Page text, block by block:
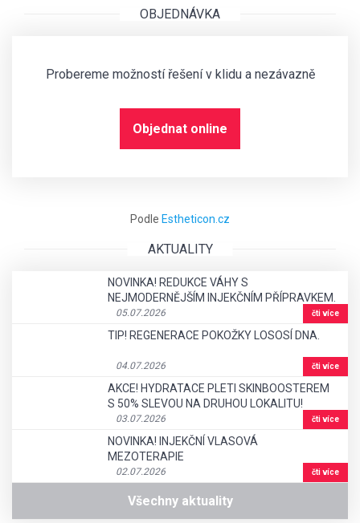
OBJEDNÁVKA
Probereme možností řešení v klidu a nezávazně
Objednat online
Podle Estheticon.cz
AKTUALITY
NOVINKA! REDUKCE VÁHY S
NEJMODERNĚJŠÍM INJEKČNÍM PŘÍPRAVKEM.
05.07.2026 čti více
TIP! REGENERACE POKOŽKY LOSOSÍ DNA.
04.07.2026 čti více
AKCE! HYDRATACE PLETI SKINBOOSTEREM
S 50% SLEVOU NA DRUHOU LOKALITU!
03.07.2026 čti více
NOVINKA! INJEKČNÍ VLASOVÁ
MEZOTERAPIE
02.07.2026 čti více
Všechny aktuality